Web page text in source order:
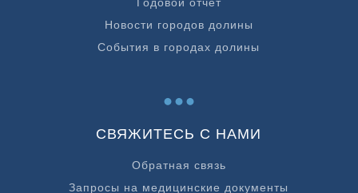
Новости городов долины
События в городах долины
...
СВЯЖИТЕСЬ С НАМИ
Обратная связь
Запросы на медицинские документы